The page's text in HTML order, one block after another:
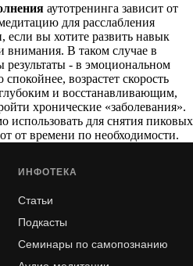
аутотренинга зависит от
для расслабления
если вы хотите развить навык
внимания. В таком случае в
результаты - в эмоциональном
возрастет скорость
и восстанавливающим,
хронические «заболевания».
использовать для снятия пиковых
от времени по необходимости.
ИНФОТЕКА
Статьи
Подкасты
Семинары по самопознанию